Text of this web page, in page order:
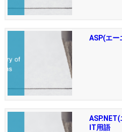
ASP(エ
IT用語